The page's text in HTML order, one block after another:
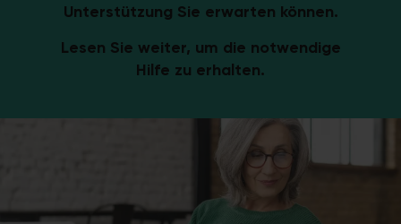
Unterstützung Sie erwarten können.
Lesen Sie weiter, um die notwendige
Hilfe zu erhalten.